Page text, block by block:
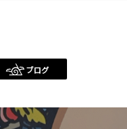
ブログ